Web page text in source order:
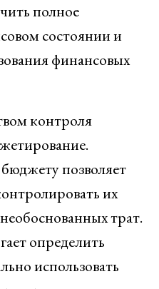
полное
состоянии и
финансовых
контроля
позволяет
их
трат.
определить
использовать